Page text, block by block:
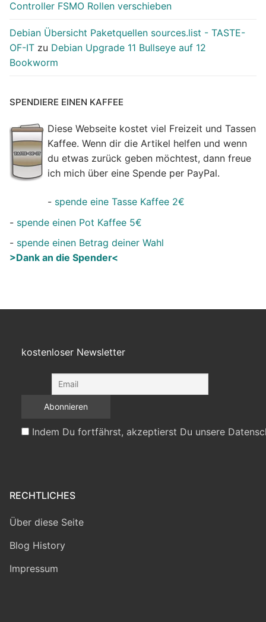
Controller FSMO Rollen verschieben
Debian Übersicht Paketquellen sources.list - TASTE-
OF-IT zu Debian Upgrade 11 Bullseye auf 12
Bookworm
SPENDIERE EINEN KAFFEE
Diese Webseite kostet viel Freizeit und Tassen
Kaffee. Wenn dir die Artikel helfen und wenn
du etwas zurück geben möchtest, dann freue
ich mich über eine Spende per PayPal.
- spende eine Tasse Kaffee 2€
- spende einen Pot Kaffee 5€
- spende einen Betrag deiner Wahl
>Dank an die Spender<
kostenloser Newsletter
Indem Du fortfährst, akzeptierst Du unsere
RECHTLICHES
Über diese Seite
Blog History
Impressum